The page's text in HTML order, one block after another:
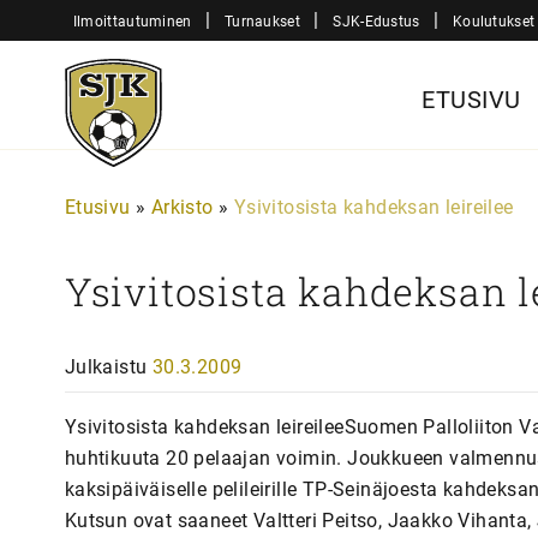
sisältöön
Ilmoittautuminen | Turnaukset | SJK-Edustus | Koulutukset
Sjk-
Juniorit
ETUSIVU
Etusivu » Arkisto » Ysivitosista kahdeksan leireilee
Ysivitosista kahdeksan
Julkaistu 30.3.2009
Ysivitosista kahdeksan leireileeSuomen Palloliiton
huhtikuuta 20 pelaajan voimin. Joukkueen
kaksipäiväiselle pelileirille TP-Seinäjoesta
Kutsun ovat saaneet Valtteri Peitso, Jaakko